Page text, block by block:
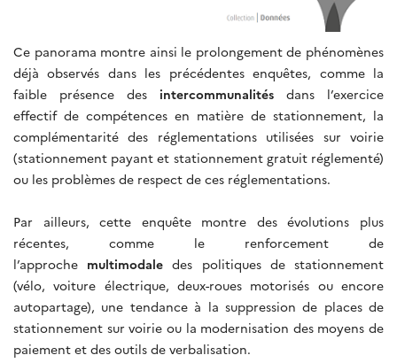
Ce panorama montre ainsi le prolongement de phénomènes
déjà observés dans les précédentes enquêtes, comme la
faible présence des intercommunalités dans l’exercice
effectif de compétences en matière de stationnement, la
complémentarité des réglementations utilisées sur voirie
(stationnement payant et stationnement gratuit réglementé)
ou les problèmes de respect de ces réglementations.
Par ailleurs, cette enquête montre des évolutions plus
récentes, comme le renforcement de
l’approche multimodaledes politiques de stationnement
(vélo, voiture électrique, deux-roues motorisés ou encore
autopartage), une tendance à la suppression de places de
stationnement sur voirie ou la modernisation des moyens de
paiement et des outils de verbalisation.